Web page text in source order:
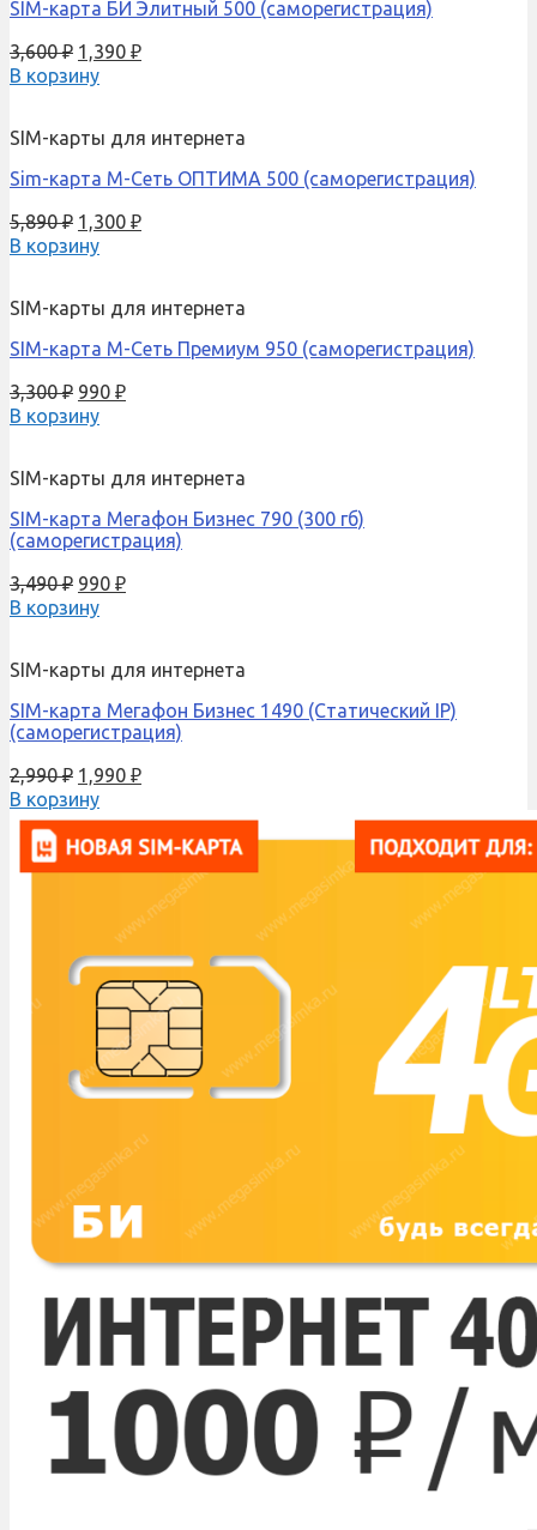
SIM-карта БИ Элитный 500 (саморегистрация)
3,600₽ 1,390 ₽
В корзину
SIM-карты для интернета
Sim-карта М-Сеть ОПТИМА 500 (саморегистрация)
5,890₽ 1,300 ₽
В корзину
SIM-карты для интернета
SIM-карта М-Сеть Премиум 950 (саморегистрация)
3,300₽ 990 ₽
В корзину
SIM-карты для интернета
SIM-карта Мегафон Бизнес 790 (300 гб)
(саморегистрация)
3,490₽ 990 ₽
В корзину
SIM-карты для интернета
SIM-карта Мегафон Бизнес 1490 (Cтатический IP)
(саморегистрация)
2,990₽ 1,990 ₽
В корзину